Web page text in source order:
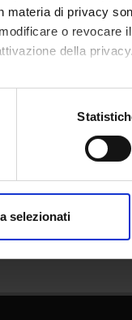
di privacy
o revocare
della privacy.
con
Dichiarazione sui
selezionati